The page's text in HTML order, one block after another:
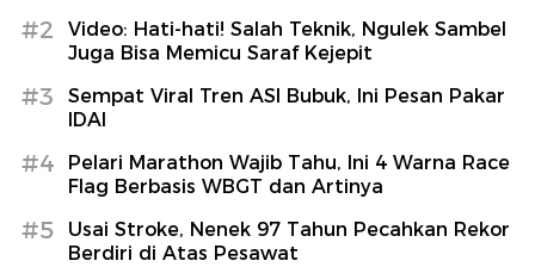
#2
Video: Hati-hati! Salah Teknik, Ngulek Sambel
Juga Bisa Memicu Saraf Kejepit
#3
Sempat Viral Tren ASI Bubuk, Ini Pesan Pakar
IDAI
#4
Pelari Marathon Wajib Tahu, Ini 4 Warna Race
Flag Berbasis WBGT dan Artinya
#5
Usai Stroke, Nenek 97 Tahun Pecahkan Rekor
Berdiri di Atas Pesawat